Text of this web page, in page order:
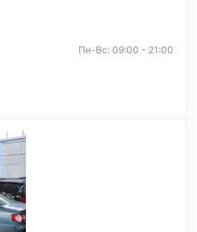
Пн-Вс: 09:00 - 21:00